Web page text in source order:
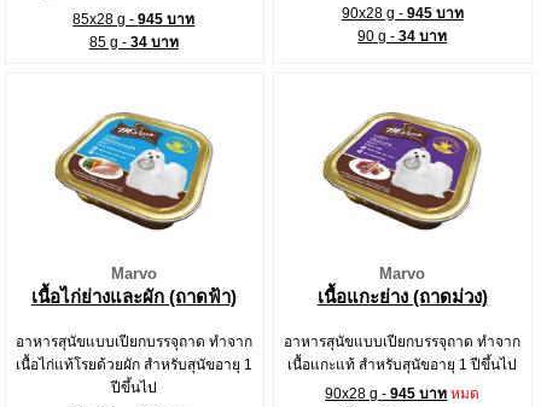
85x28 g -945 บาท
85 g - 34 บาท
90x28 g - 945 บาท
90 g -34 บาท
Marvo
เนื้อไก่ย่างและผัก (ถาดฟ้า)
อาหารสุนัขแบบเปียกบรรจุถาด ทำจาก
เนื้อไก่แท้โรยด้วยผัก สำหรับสุนัขอายุ 1
ปีขึ้นไป
Marvo
เนื้อแกะย่าง (ถาดม่วง)
อาหารสุนัขแบบเปียกบรรจุถาด ทำจาก
เนื้อแกะแท้ สำหรับสุนัขอายุ 1 ปีขึ้นไป
90x28 g -945 บาท หมด